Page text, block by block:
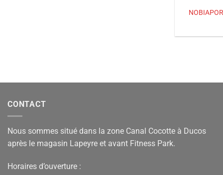
CONTACT
Nous sommes situé dans la zone Canal Cocotte à Ducos
après le magasin Lapeyre et avant Fitness Park.
Horaires d’ouverture :